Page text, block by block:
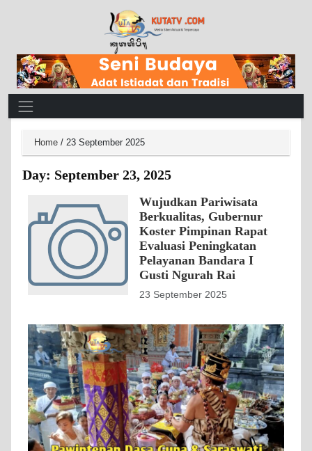
Main Navigation
Home / 23 September 2025
Day: September 23, 2025
Wujudkan Pariwisata
Berkualitas, Gubernur
Koster Pimpinan Rapat
Evaluasi Peningkatan
Pelayanan Bandara I
Gusti Ngurah Rai
23 September 2025